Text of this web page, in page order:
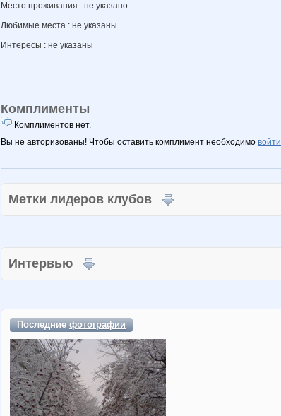
Место проживания : не указано
Любимые места : не указаны
Интересы : не указаны
Комплименты
Комплиментов нет.
Вы не авторизованы! Чтобы оставить комплимент необходимо войти
Метки лидеров клубов
Интервью
Последниефотографии